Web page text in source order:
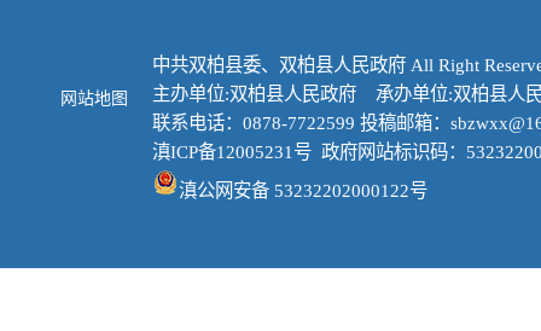
网站地图
中共双柏县委、双柏县人民政府 All Right
主办单位:双柏县人民政府 承办单位:双柏县人
联系电话：0878-7722599 投稿邮箱：
滇ICP备12005231号 政府网站标识码：
滇公网安备 53232202000122号